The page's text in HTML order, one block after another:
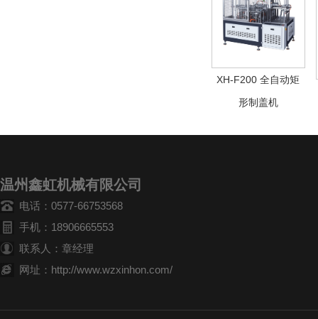
XH-F200 全自动矩
形制盖机
温州鑫虹机械有限公司
电话：0577-66753568
手机：18906665553
联系人：章经理
网址：http://www.wzxinhon.com/